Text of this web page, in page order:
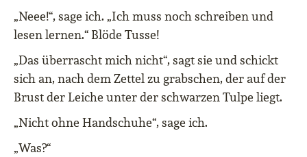
„Neee!“, sage ich. „Ich muss noch schreiben und
lesen lernen.“ Blöde Tusse!
„Das überrascht mich nicht“, sagt sie und schickt
sich an, nach dem Zettel zu grabschen, der auf der
Brust der Leiche unter der schwarzen Tulpe liegt.
„Nicht ohne Handschuhe“, sage ich.
„Was?“